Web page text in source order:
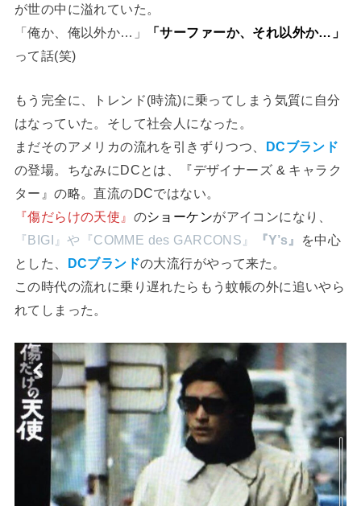
が世の中に溢れていた。
「俺か、俺以外か…」
「サーファーか、それ以外か…」
って話(笑)
もう完全に、トレンド(時流)に乗ってしまう気質に自分
はなっていた。そして社会人になった。
まだそのアメリカの流れを引きずりつつ、 DCブランド
の登場。ちなみにDCとは、『デザイナーズ & キャラク
ター』の略。直流のDCではない。
『傷だらけの天使』 のショーケンがアイコンになり、
『BIGI』や『COMME des GARCONS』
『Y’s』
を中心
とした、 DCブランドの大流行がやって来た。
この時代の流れに乗り遅れたらもう蚊帳の外に追いやら
れてしまった。